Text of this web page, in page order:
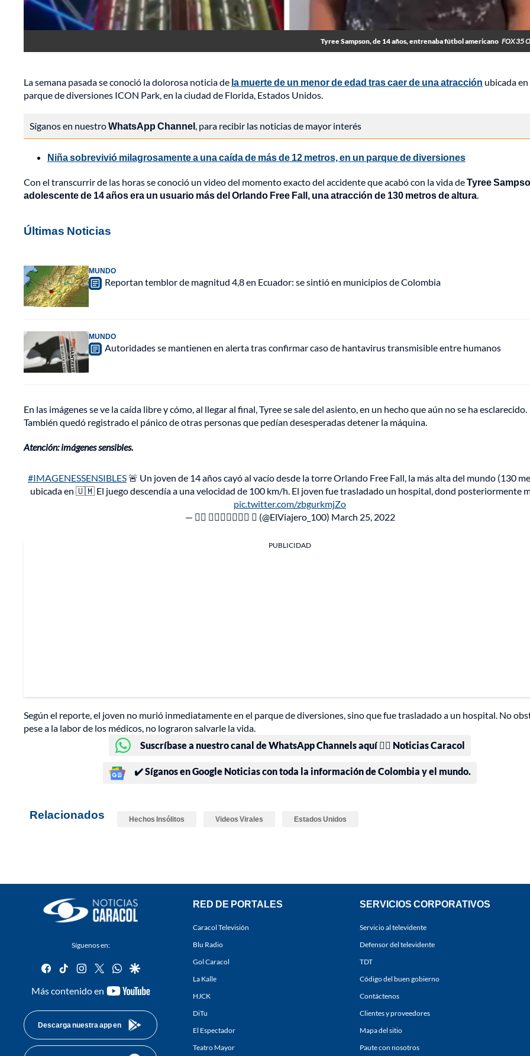
Tyree Sampson, de 14 años, entrenaba fútbol americano FOX 35
La semana pasada se conoció la dolorosa noticia de la muerte de un menor de edad tras caer de una atracción ubicada en
parque de diversiones ICON Park, en la ciudad de Florida, Estados Unidos.
Síganos en nuestroWhatsApp Channel, para recibir las noticias de mayor interés
Niña sobrevivió milagrosamente a una caída de más de 12 metros, en un parque de diversiones
Con el transcurrir de las horas se conoció un video del momento exacto del accidente que acabó con la vida deTyree
adolescente de 14 años era un usuario más del Orlando Free Fall, una atracción de 130 metros de altura.
Últimas Noticias
MUNDO
Reportan temblor de magnitud 4,8 en Ecuador: se sintió en municipios de Colombia
MUNDO
Autoridades se mantienen en alerta tras confirmar caso de hantavirus transmisible entre humanos
En las imágenes se ve la caída libre y cómo, al llegar al final, Tyree se sale del asiento, en un hecho que aún no se ha esclarecido.
También quedó registrado el pánico de otras personas que pedían desesperadas detener la máquina.
Atención: imágenes sensibles.
#IMAGENESSENSIBLES 🚨 Un joven de 14 años cayó al vacío desde la torre Orlando Free Fall, la más alta del mundo (130
ubicada en 🇺🇲 El juego descendía a una velocidad de 100 km/h. El joven fue trasladado un hospital, dond posteriormente
pic.twitter.com/zbgurkmjZo
— 𝕰𝖑 𝖁𝖎𝖆𝖏𝖊𝖗𝖔  (@ElViajero_100) March 25, 2022
PUBLICIDAD
Según el reporte, el joven no murió inmediatamente en el parque de diversiones, sino que fue trasladado a un hospital. No
pese a la labor de los médicos, no lograron salvarle la vida.
Suscríbase a nuestro canal de WhatsApp Channels aquí 👉🏻 Noticias Caracol
✔️ Síganos en Google Noticias con toda la información de Colombia y el mundo.
Relacionados Hechos Insólitos Videos Virales Estados Unidos
Síguenos en:
facebook
tiktok instagram
twitterwhatsapp
google
Más contenido en
youtube-
Descarga nuestra app en
RED DE PORTALES
Caracol Televisión
Blu Radio
Gol Caracol
La Kalle
HJCK
DiTu
El Espectador
Teatro Mayor
SERVICIOS CORPORATIVOS
Servicio al televidente
Defensor del televidente
TDT
Código del buen gobierno
Contáctenos
Clientes y proveedores
Mapa del sitio
Paute con nosotros